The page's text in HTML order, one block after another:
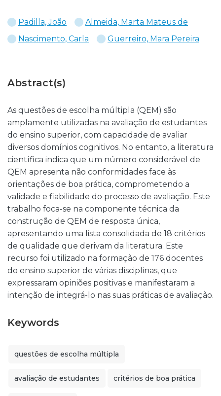
Padilla, João
Almeida, Marta Mateus de
Nascimento, Carla
Guerreiro, Mara Pereira
Abstract(s)
As questões de escolha múltipla (QEM) são
amplamente utilizadas na avaliação de estudantes
do ensino superior, com capacidade de avaliar
diversos domínios cognitivos. No entanto, a literatura
científica indica que um número considerável de
QEM apresenta não conformidades face às
orientações de boa prática, comprometendo a
validade e fiabilidade do processo de avaliação. Este
trabalho foca-se na componente técnica da
construção de QEM de resposta única,
apresentando uma lista consolidada de 18 critérios
de qualidade que derivam da literatura. Este
recurso foi utilizado na formação de 176 docentes
do ensino superior de várias disciplinas, que
expressaram opiniões positivas e manifestaram a
intenção de integrá-lo nas suas práticas de avaliação.
Keywords
questões de escolha múltipla
avaliação de estudantes critérios de boa prática